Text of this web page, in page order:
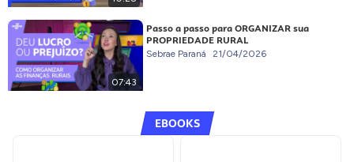
07:43
Passo a passo para ORGANIZAR sua
PROPRIEDADE RURAL
Sebrae Paraná 21/04/2026
EBOOKS